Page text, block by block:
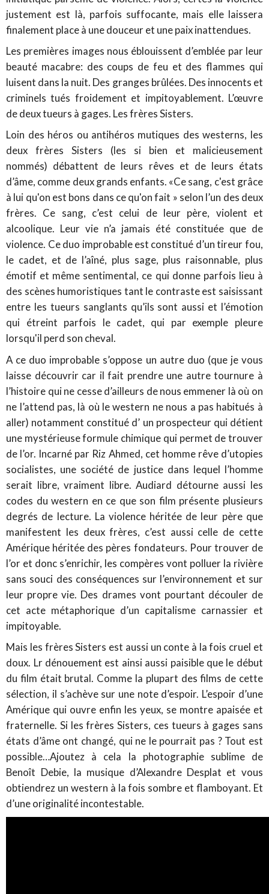
justement est là, parfois suffocante, mais elle laissera
finalement place à une douceur et une paix inattendues.
Les premières images nous éblouissent d’emblée par leur
beauté macabre: des coups de feu et des flammes qui
luisent dans la nuit. Des granges brûlées. Des innocents et
criminels tués froidement et impitoyablement. L’œuvre
de deux tueurs à gages. Les frères Sisters.
Loin des héros ou antihéros mutiques des westerns, les
deux frères Sisters (les si bien et malicieusement
nommés) débattent de leurs rêves et de leurs états
d’âme, comme deux grands enfants. «Ce sang, c'est grâce
à lui qu'on est bons dans ce qu'on fait » selon l’un des deux
frères. Ce sang, c’est celui de leur père, violent et
alcoolique. Leur vie n’a jamais été constituée que de
violence. Ce duo improbable est constitué d’un tireur fou,
le cadet, et de l’aîné, plus sage, plus raisonnable, plus
émotif et même sentimental, ce qui donne parfois lieu à
des scènes humoristiques tant le contraste est saisissant
entre les tueurs sanglants qu’ils sont aussi et l’émotion
qui étreint parfois le cadet, qui par exemple pleure
lorsqu'il perd son cheval.
A ce duo improbable s’oppose un autre duo (que je vous
laisse découvrir car il fait prendre une autre tournure à
l’histoire qui ne cesse d’ailleurs de nous emmener là où on
ne l’attend pas, là où le western ne nous a pas habitués à
aller) notamment constitué d’ un prospecteur qui détient
une mystérieuse formule chimique qui permet de trouver
de l’or. Incarné par Riz Ahmed, cet homme rêve d’utopies
socialistes, une société de justice dans lequel l’homme
serait libre, vraiment libre. Audiard détourne aussi les
codes du western en ce que son film présente plusieurs
degrés de lecture. La violence héritée de leur père que
manifestent les deux frères, c’est aussi celle de cette
Amérique héritée des pères fondateurs. Pour trouver de
l’or et donc s’enrichir, les compères vont polluer la rivière
sans souci des conséquences sur l’environnement et sur
leur propre vie. Des drames vont pourtant découler de
cet acte métaphorique d’un capitalisme carnassier et
impitoyable.
Mais les frères Sisters est aussi un conte à la fois cruel et
doux. Lr dénouement est ainsi aussi paisible que le début
du film était brutal. Comme la plupart des films de cette
sélection, il s’achève sur une note d’espoir. L’espoir d’une
Amérique qui ouvre enfin les yeux, se montre apaisée et
fraternelle. Si les frères Sisters, ces tueurs à gages sans
états d’âme ont changé, qui ne le pourrait pas ? Tout est
possible…Ajoutez à cela la photographie sublime de
Benoît Debie, la musique d’Alexandre Desplat et vous
obtiendrez un western à la fois sombre et flamboyant. Et
d’une originalité incontestable.